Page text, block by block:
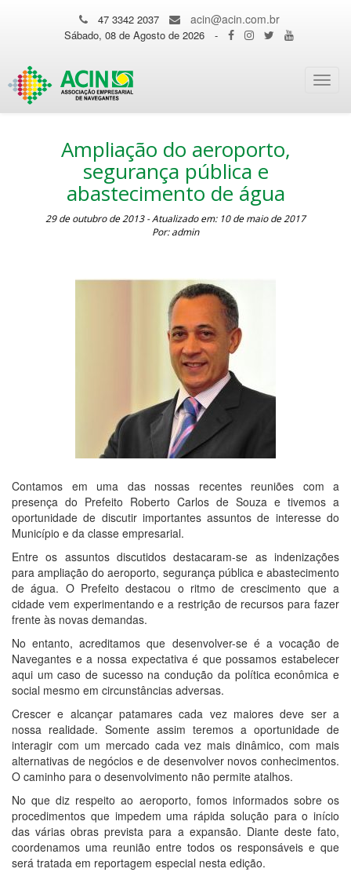
47 3342 2037 acin@acin.com.br
Sábado, 08 de Agosto de 2026 -
Ampliação do aeroporto,
segurança pública e
abastecimento de água
29 de outubro de 2013 - Atualizado em: 10 de maio de 2017
Por: admin
Contamos em uma das nossas recentes reuniões com a
presença do Prefeito Roberto Carlos de Souza e tivemos a
oportunidade de discutir importantes assuntos de interesse do
Município e da classe empresarial.
Entre os assuntos discutidos destacaram-se as indenizações
para ampliação do aeroporto, segurança pública e abastecimento
de água. O Prefeito destacou o ritmo de crescimento que a
cidade vem experimentando e a restrição de recursos para fazer
frente às novas demandas.
No entanto, acreditamos que desenvolver-se é a vocação de
Navegantes e a nossa expectativa é que possamos estabelecer
aqui um caso de sucesso na condução da política econômica e
social mesmo em circunstâncias adversas.
Crescer e alcançar patamares cada vez maiores deve ser a
nossa realidade. Somente assim teremos a oportunidade de
interagir com um mercado cada vez mais dinâmico, com mais
alternativas de negócios e de desenvolver novos conhecimentos.
O caminho para o desenvolvimento não permite atalhos.
No que diz respeito ao aeroporto, fomos informados sobre os
procedimentos que impedem uma rápida solução para o início
das várias obras prevista para a expansão. Diante deste fato,
coordenamos uma reunião entre todos os responsáveis e que
será tratada em reportagem especial nesta edição.